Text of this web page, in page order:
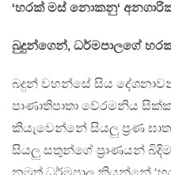
‘හරක් මස් නොකනු‘
බුදුන්ගෙන්, ධර්මපාලගේ
බදුන් වහන්සේ සිය
පාණාතිපාතා වේරමනිය
කියැවෙන්නේ සියලු ප්‍රණ
සියලු සතුන්ගේ ප්‍රාණයන්